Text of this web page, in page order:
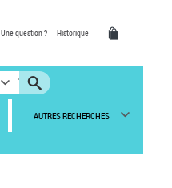
Une question ? Historique
AUTRES RECHERCHES